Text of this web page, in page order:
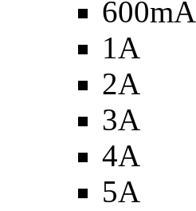
600mA
1A
2A
3A
4A
5A